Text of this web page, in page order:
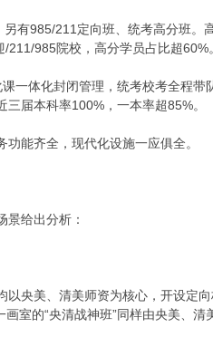
有985/211定向班、统考高分班。
985院校，高分学员占比超60%。
一体化封闭管理，统考校考全程带
届本科率100%，一本率超85%。
能齐全，现代化设施一应俱全。
给出分析：
以央美、清美师资为核心，开设定
室的“央清战神班”同样由央美、清